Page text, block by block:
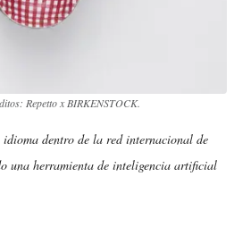
Repetto x BIRKENSTOCK.
dentro de la red internacional de
una herramienta de inteligencia artificial